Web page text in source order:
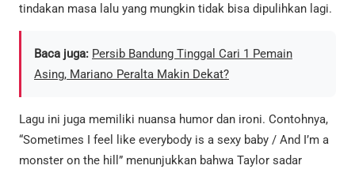
tindakan masa lalu yang mungkin tidak bisa dipulihkan lagi.
Baca juga: Persib Bandung Tinggal Cari 1 Pemain
Asing, Mariano Peralta Makin Dekat?
Lagu ini juga memiliki nuansa humor dan ironi. Contohnya,
“Sometimes I feel like everybody is a sexy baby / And I’m a
monster on the hill” menunjukkan bahwa Taylor sadar